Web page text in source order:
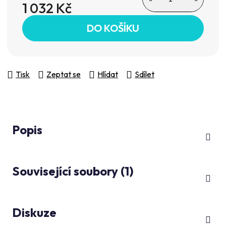
1 032 Kč
Měrná cena: DO KOŠÍKU
Tisk Zeptat se Hlídat Sdílet
Popis
Související soubory (1)
Diskuze